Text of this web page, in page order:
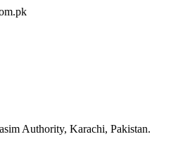
Authority, Karachi, Pakistan.